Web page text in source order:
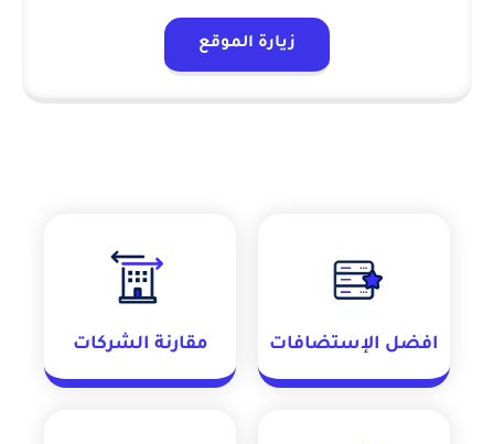
زيارة الموقع
افضل الإستضافات مقارنة الشركات